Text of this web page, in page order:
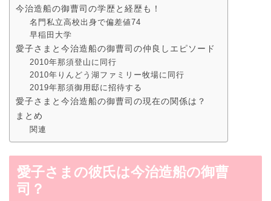
今治造船の御曹司の学歴と経歴も！
名門私立高校出身で偏差値74
早稲田大学
愛子さまと今治造船の御曹司の仲良しエピソード
2010年那須登山に同行
2010年りんどう湖ファミリー牧場に同行
2019年那須御用邸に招待する
愛子さまと今治造船の御曹司の現在の関係は？
まとめ
関連
愛子さまの彼氏は今治造船の御曹
司？